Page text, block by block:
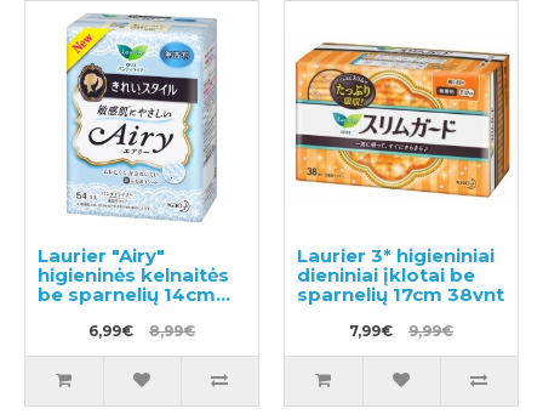
Laurier "Airy"
higieninės kelnaitės
be sparnelių 14cm
6,99€ 8,99€
Laurier 3* higieniniai
dieniniai įklotai be
sparnelių 17cm 38vnt
7,99€ 9,99€